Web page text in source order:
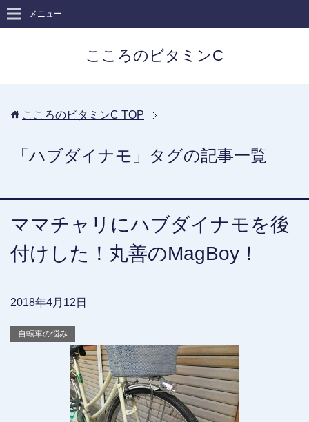
こころのビタミンC
メニュー
こころのビタミンC TOP
「ハブダイナモ」タグの記事一覧
ママチャリにハブダイナモを後
付けした！丸善のMagBoy！
2018年4月12日
自転車の悩み